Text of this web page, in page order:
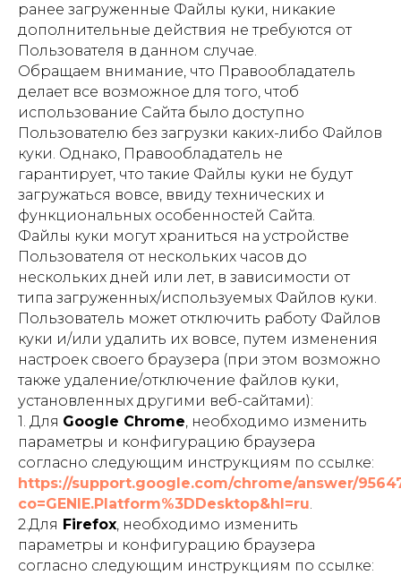
ранее загруженные Файлы куки, никакие
дополнительные действия не требуются от
Пользователя в данном случае.
Обращаем внимание, что Правообладатель
делает все возможное для того, чтоб
использование Сайта было доступно
Пользователю без загрузки каких-либо Файлов
куки. Однако, Правообладатель не
гарантирует, что такие Файлы куки не будут
загружаться вовсе, ввиду технических и
функциональных особенностей Сайта.
Файлы куки могут храниться на устройстве
Пользователя от нескольких часов до
нескольких дней или лет, в зависимости от
типа загруженных/используемых Файлов куки.
Пользователь может отключить работу Файлов
куки и/или удалить их вовсе, путем изменения
настроек своего браузера (при этом возможно
также удаление/отключение файлов куки,
установленных другими веб-сайтами):
1. Для Google Chrome, необходимо изменить
параметры и конфигурацию браузера
согласно следующим инструкциям по ссылке:
https://support.google.com/chrome/answer/
co=GENIE.Platform%3DDesktop&hl=ru.
2.Для Firefox, необходимо изменить
параметры и конфигурацию браузера
согласно следующим инструкциям по ссылке: